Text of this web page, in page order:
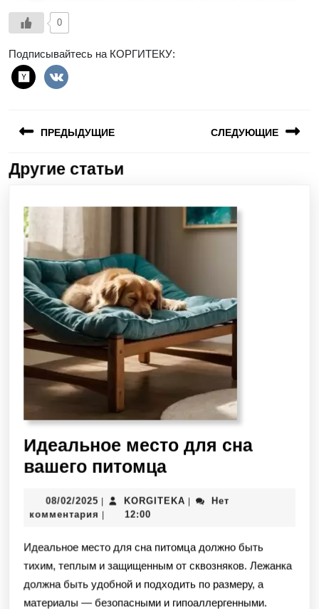
0
Подписывайтесь на КОРГИТЕКУ:
ПРЕДЫДУЩИЕ СЛЕДУЮЩИЕ
Другие статьи
Идеальное место для сна
вашего питомца
08/02/2025 | KORGITEKA |
Нет
комментария | 12:00
Идеальное место для сна питомца должно быть
тихим, теплым и защищенным от сквозняков. Лежанка
должна быть удобной и подходить по размеру, а
материалы — безопасными и гипоаллергенными.